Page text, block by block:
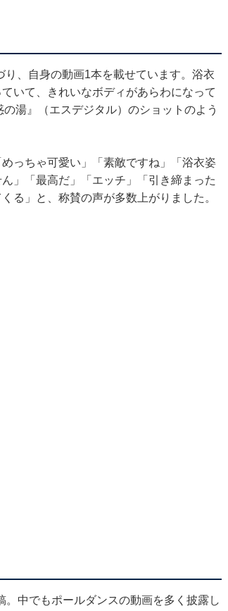
、自身の動画1本を載せています。浴衣
いて、きれいなボディがあらわになって
湯』（エスデジタル）のショットのよう
っちゃ可愛い」「素敵ですね」「浴衣姿
」「最高だ」「エッチ」「引き締まった
る」と、称賛の声が多数上がりました。
中でもポールダンスの動画を多く披露し